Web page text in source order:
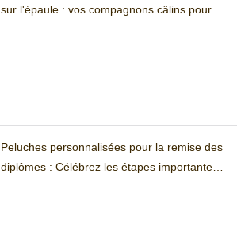
sur l'épaule : vos compagnons câlins pour
Peluches personnalisées pour la remise des
diplômes : Célébrez les étapes importantes